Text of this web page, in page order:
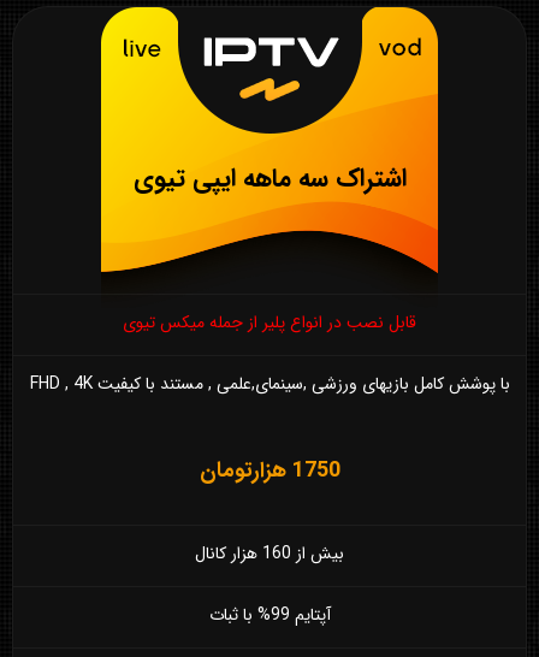
اشتراک سه ماهه ایپی تیوی
قابل نصب در انواع پلیر از جمله میکس تیوی
با پوشش کامل بازیهای ورزشی ,سینمای,علمی , مستند با کیفیت FHD , 4K
1750 هزارتومان
بیش از 160 هزار کانال
آپتایم 99% با ثبات